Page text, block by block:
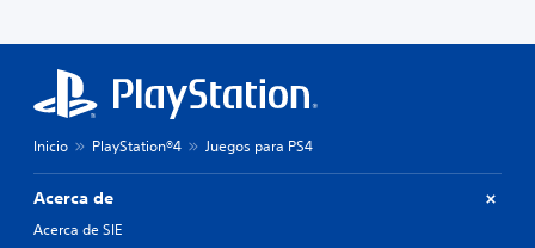
Inicio PlayStation®4 Juegos para PS4
Acerca de
Acerca de SIE